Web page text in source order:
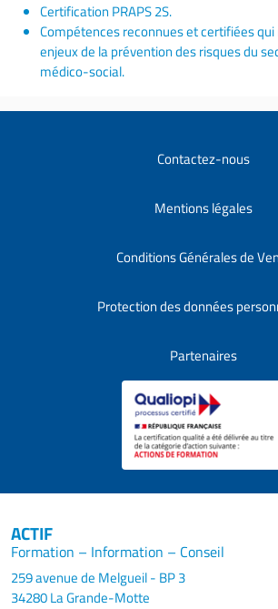
Certification PRAPS 2S.
Compétences reconnues et certifiées
enjeux de la prévention des risques du
médico-social.
Contactez-nous
Mentions légales
Conditions Générales de
Protection des données
Partenaires
ACTIF
Formation – Information – Conseil
259 avenue de Melgueil - BP 3
34280 La Grande-Motte